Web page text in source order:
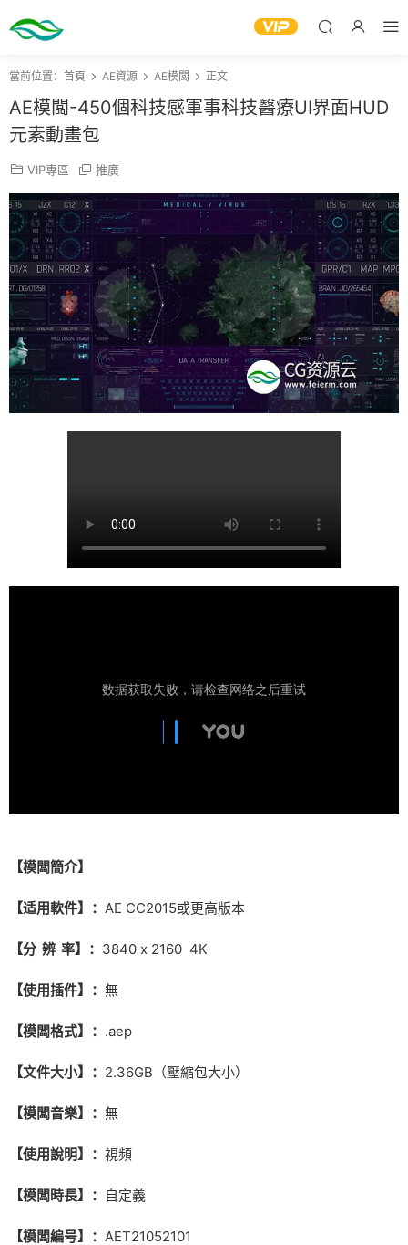
當前位置： 首頁 AE資源 AE模闆 正文
AE模闆-450個科技感軍事科技醫療UI界面HUD
元素動畫包
VIP專區 推廣
【模闆簡介】
【适用軟件】： AE CC2015或更高版本
【分 辨 率】： 3840 x 2160 4K
【使用插件】： 無
【模闆格式】： .aep
【文件大小】： 2.36GB（壓縮包大小）
【模闆音樂】： 無
【使用說明】： 視頻
【模闆時長】： 自定義
【模闆編号】： AET21052101